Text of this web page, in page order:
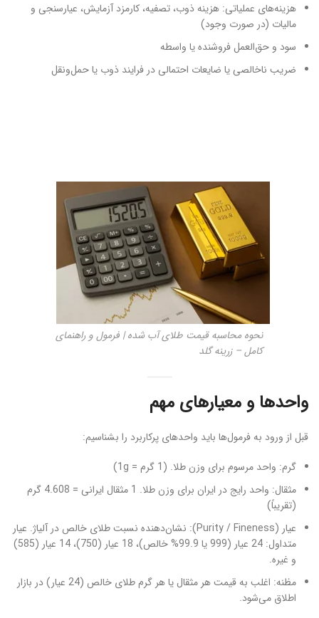
هزینه‌های عملیاتی: هزینه ذوب، تصفیه، کارمزد آزمایش، عیارسنجی و
مالیات (در صورت وجود)
سود و حق‌العمل فروشنده یا واسطه
ضریب ناخالصی یا ضایعات احتمالی در فرایند ذوب یا حمل‌ونقل
نحوه محاسبه قیمت طلای آب شده | فرمول و راهنمای
کامل – زرینه گلد
واحدها و معیارهای مهم
قبل از ورود به فرمول‌ها باید واحدهای پرکاربرد را بشناسیم:
گرم: واحد مرسوم برای وزن طلا. (1 گرم = 1g)
مثقال: واحد رایج در ایران برای وزن طلا. 1 مثقال ایرانی = 4.608 گرم
(تقریباً)
عیار (Purity / Fineness): نشان‌دهنده نسبت طلای خالص در آلیاژ. عیار
متداول: 24 عیار (999 یا 99.9% خالص)، 18 عیار (750)، 14 عیار (585)
و غیره.
مظنه: اغلب به قیمت هر مثقال یا هر گرم طلای خالص (24 عیار) در بازار
اطلاق می‌شود.